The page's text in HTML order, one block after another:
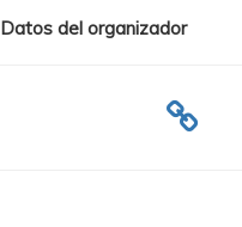
Datos del organizador